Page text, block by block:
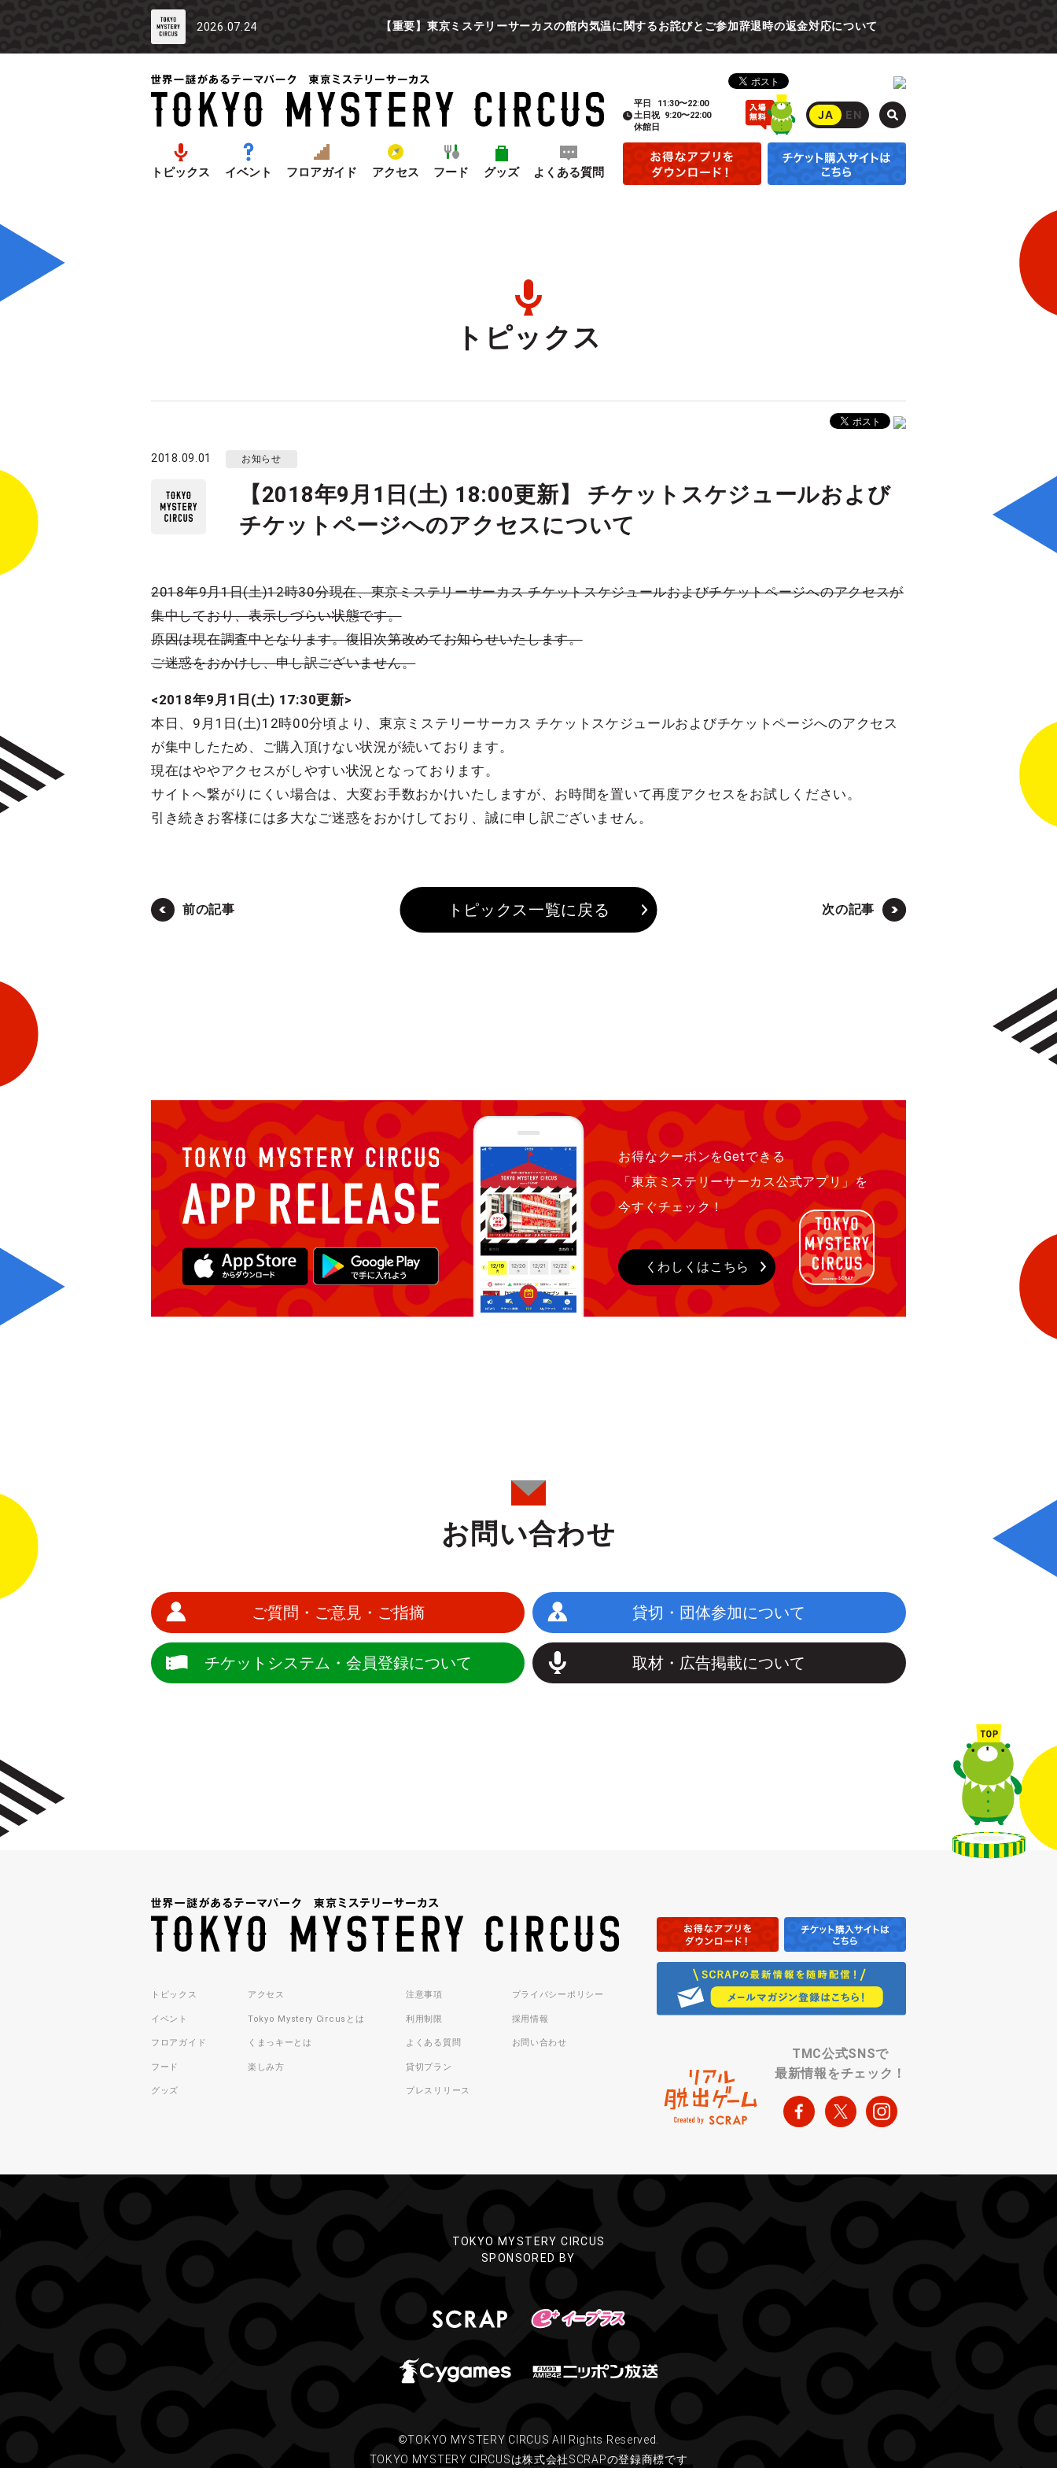
2026.07.24 【重要】東京ミステリーサーカスの館内気温に関するお詫びとご参加辞退時の返金対応について
トピックス イベント フロアガイド アクセス フード グッズ よくある質問
平日
11:30〜22:00
土日祝 9:20〜22:00
休館日
JA EN
トピックス
2018.09.01 お知らせ
【2018年9月1日(土) 18:00更新】 チケットスケジュールおよび
チケットページへのアクセスについて
2018年9月1日(土)12時30分現在、東京ミステリーサーカス チケットスケジュールおよびチケットページへのアクセスが
集中しており、表示しづらい状態です。
原因は現在調査中となります。復旧次第改めてお知らせいたします。
ご迷惑をおかけし、申し訳ございません。
<2018年9月1日(土) 17:30更新>
本日、9月1日(土)12時00分頃より、東京ミステリーサーカス チケットスケジュールおよびチケットページへのアクセス
が集中したため、ご購入頂けない状況が続いております。
現在はややアクセスがしやすい状況となっております。
サイトへ繋がりにくい場合は、大変お手数おかけいたしますが、お時間を置いて再度アクセスをお試しください。
引き続きお客様には多大なご迷惑をおかけしており、誠に申し訳ございません。
前の記事 次の記事
トピックス一覧に戻る
お得なクーポンをGetできる
「東京ミステリーサーカス公式アプリ」を
今すぐチェック！
くわしくはこちら
お問い合わせ
ご質問・ご意見・ご指摘 貸切・団体参加について
チケットシステム・会員登録について 取材・広告掲載について
トピックス
イベント
フロアガイド
フード
グッズ
アクセス
Tokyo Mystery Circusとは
くまっキーとは
楽しみ方
注意事項
利用制限
よくある質問
貸切プラン
プレスリリース
プライバシーポリシー
採用情報
お問い合わせ
TMC公式SNSで
最新情報をチェック！
TOKYO MYSTERY CIRCUS
SPONSORED BY
©TOKYO MYSTERY CIRCUS All Rights Reserved.
TOKYO MYSTERY CIRCUSは株式会社SCRAPの登録商標です